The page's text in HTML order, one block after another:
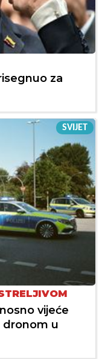
za
SVIJET
vijeće
dronom u